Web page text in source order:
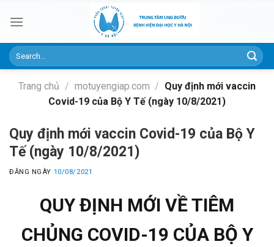
Trang chủ / motuyengiap.com / Quy định mới vaccin
Covid-19 của Bộ Y Tế (ngày 10/8/2021)
Quy định mới vaccin Covid-19 của Bộ Y
Tế (ngày 10/8/2021)
ĐĂNG NGÀY 10/08/2021
QUY ĐỊNH MỚI VỀ TIÊM
CHỦNG COVID-19 CỦA BỘ Y